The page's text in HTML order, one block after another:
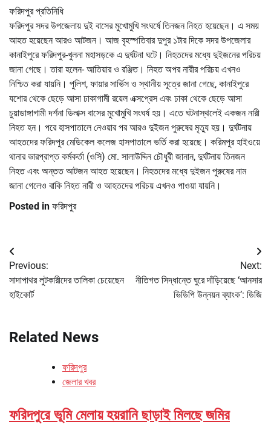
ফরিদপুর প্রতিনিধি
ফরিদপুর সদর উপজেলায় দুই বাসের মুখোমুখি সংঘর্ষে তিনজন নিহত হয়েছেন। এ সময়
আহত হয়েছেন আরও আটজন। আজ বৃহস্পতিবার দুপুর ১টার দিকে সদর উপজেলার
কানাইপুরে ফরিদপুর-খুলনা মহাসড়কে এ দুর্ঘটনা ঘটে। নিহতদের মধ্যে দুইজনের পরিচয়
জানা গেছে। তারা হলেন- আতিয়ার ও রঞ্জিত। নিহত অপর নারীর পরিচয় এখনও
নিশ্চিত করা যায়নি। পুলিশ, ফায়ার সার্ভিস ও স্থানীয় সূত্রে জানা গেছে, কানাইপুরে
যশোর থেকে ছেড়ে আসা ঢাকাগামী রয়েল এক্সপ্রেস এবং ঢাকা থেকে ছেড়ে আসা
চুয়াডাঙ্গাগামী দর্শনা ডিলাক্স বাসের মুখোমুখি সংঘর্ষ হয়। এতে ঘটনাস্থলেই একজন নারী
নিহত হন। পরে হাসপাতালে নেওয়ার পর আরও দুইজন পুরুষের মৃত্যু হয়। দুর্ঘটনায়
আহতদের ফরিদপুর মেডিকেল কলেজ হাসপাতালে ভর্তি করা হয়েছে। করিমপুর হাইওয়ে
থানার ভারপ্রাপ্ত কর্মকর্তা (ওসি) মো. সালাউদ্দিন চৌধুরী জানান, দুর্ঘটনায় তিনজন
নিহত এবং অন্তত আটজন আহত হয়েছেন। নিহতদের মধ্যে দুইজন পুরুষের নাম
জানা গেলেও বাকি নিহত নারী ও আহতদের পরিচয় এখনও পাওয়া যায়নি।
Posted in ফরিদপুর
Post
navigation
Previous:
সাদাপাথর লুটকারীদের তালিকা চেয়েছেন
হাইকোর্ট
Next:
নীতিগত সিদ্ধান্তে ঘুরে দাঁড়িয়েছে ‘আনসার
ভিডিপি উন্নয়ন ব্যাংক’: ডিজি
Related News
ফরিদপুর
জেলার খবর
ফরিদপুরে ভূমি মেলায় হয়রানি ছাড়াই মিলছে জমির